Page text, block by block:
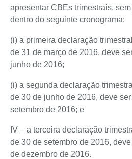
apresentar CBEs trimestrais,
dentro do seguinte cronograma:
(i) a primeira declaração
de 31 de março de 2016, deve
junho de 2016;
(i) a segunda declaração
de 30 de junho de 2016, deve
setembro de 2016; e
IV – a terceira declaração
de 30 de setembro de 2016,
de dezembro de 2016.